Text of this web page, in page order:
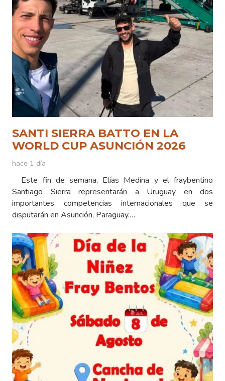
SANTI SIERRA BATTO EN LA
WORLD CUP ASUNCIÓN 2026
hace 1 día
Este fin de semana, Elías Medina y el fraybentino
Santiago Sierra representarán a Uruguay en dos
importantes competencias internacionales que se
disputarán en Asunción, Paraguay.…